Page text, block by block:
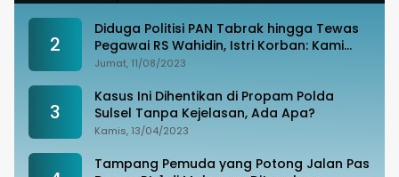
2
Diduga Politisi PAN Tabrak hingga Tewas
Pegawai RS Wahidin, Istri Korban: Kami
Tak Terima
Jumat, 11/08/2023
3
Kasus Ini Dihentikan di Propam Polda
Sulsel Tanpa Kejelasan, Ada Apa?
Kamis, 13/04/2023
Tampang Pemuda yang Potong Jalan Pas